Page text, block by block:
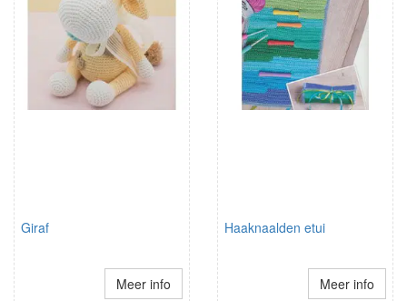
Giraf
Meer info
Haaknaalden etui
Meer info